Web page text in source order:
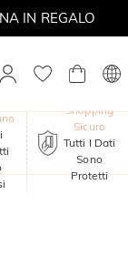
IN REGALO
Shopping
Sicuro
Tutti I Dati
Sono
Protetti